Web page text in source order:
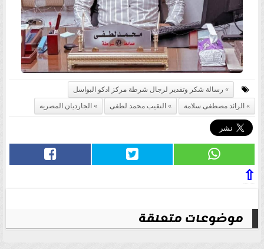
رسالة شكر وتقدير لرجال شرطة مركز ادكو البواسل
الرائد مصطفى سلامة
النقيب محمد لطفى الجارديان المصريه
⇧
موضوعات متعلقة